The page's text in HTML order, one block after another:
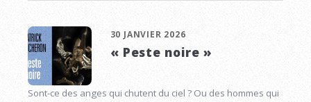
30 JANVIER 2026
« Peste noire »
Sont-ce des anges qui chutent du ciel ? Ou des hommes qui